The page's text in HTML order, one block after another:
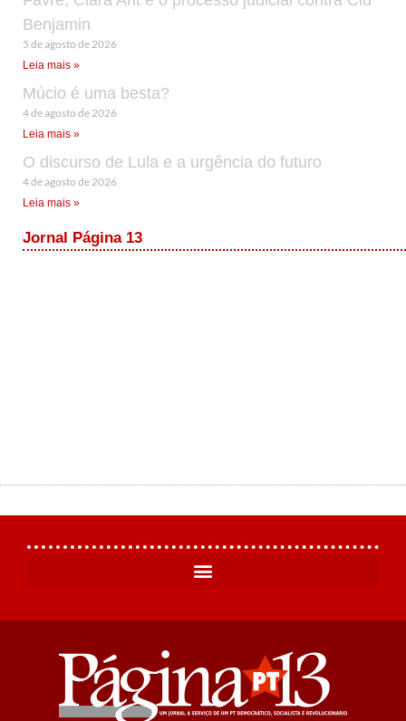
Benjamin
5 de agosto de 2026
Leia mais »
Múcio é uma besta?
4 de agosto de 2026
Leia mais »
O discurso de Lula e a urgência do futuro
4 de agosto de 2026
Leia mais »
Jornal Página 13